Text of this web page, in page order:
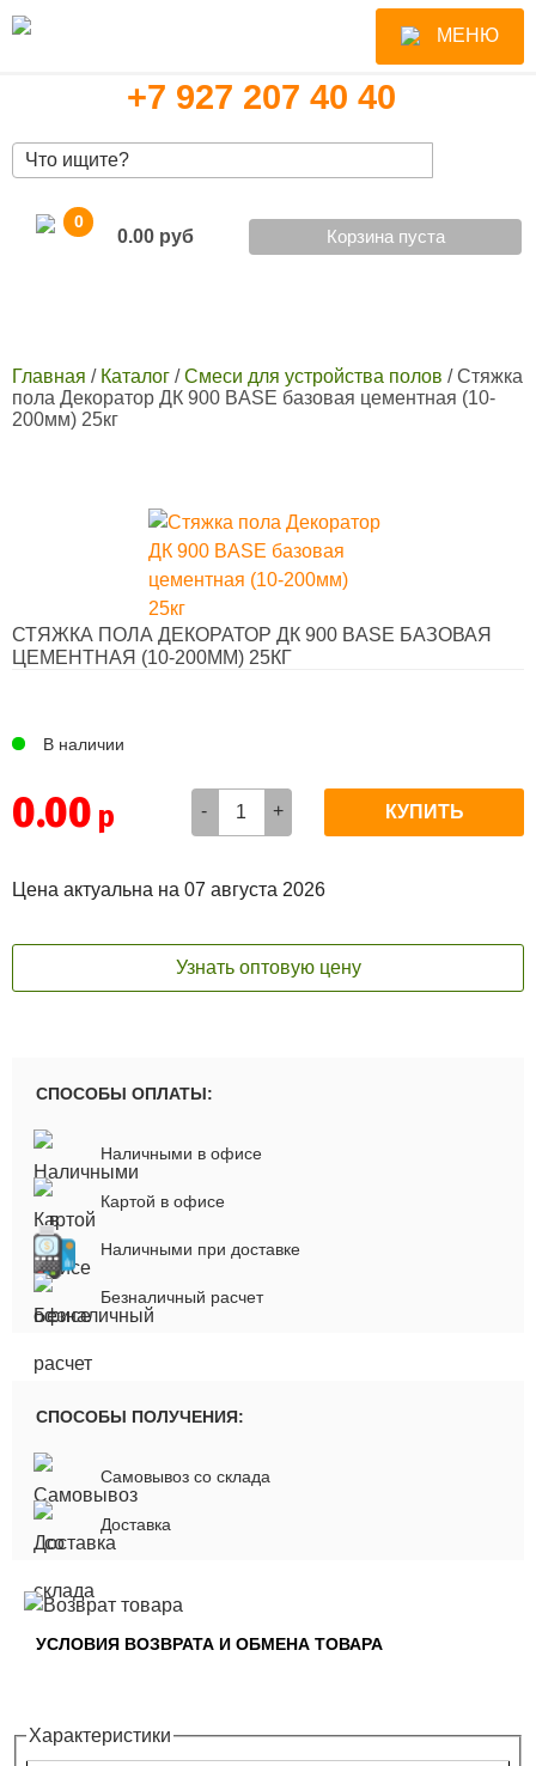
МЕНЮ
+7 927 207 40 40
Форма поиска
Обратный звонок
0
0.00 Корзина пуста
Вы здесь
Главная / Каталог / Смеси для устройства полов / Стяжка
пола Декоратор ДК 900 BASE базовая цементная (10-
200мм) 25кг
СТЯЖКА ПОЛА ДЕКОРАТОР ДК 900 BASE БАЗОВАЯ
ЦЕМЕНТНАЯ (10-200ММ) 25КГ
В наличии
0.00 - +
Цена актуальна на 07 августа 2026
Узнать оптовую цену
СПОСОБЫ ОПЛАТЫ:
Наличными в офисе
Картой в офисе
Наличными при доставке
Безналичный расчет
СПОСОБЫ ПОЛУЧЕНИЯ:
Самовывоз со склада
Доставка
УСЛОВИЯ ВОЗВРАТА И ОБМЕНА ТОВАРА
Horizontal Tabs
Характеристики